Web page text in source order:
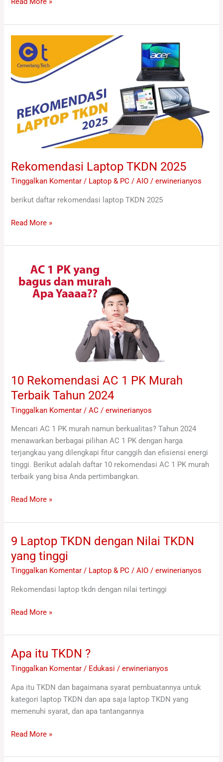
Rekomendasi Laptop TKDN 2025
Tinggalkan Komentar / Laptop & PC / AIO /erwinerianyos
berikut daftar rekomendasi laptop TKDN 2025
Rekomendasi
Laptop
TKDN
2025
Read More »
10 Rekomendasi AC 1 PK Murah
Terbaik Tahun 2024
Tinggalkan Komentar /AC /erwinerianyos
Mencari AC 1 PK murah namun berkualitas? Tahun 2024
menawarkan berbagai pilihan AC 1 PK dengan harga
terjangkau yang dilengkapi fitur canggih dan efisiensi energi
tinggi. Berikut adalah daftar 10 rekomendasi AC 1 PK murah
terbaik yang bisa Anda pertimbangkan.
Rekomendasi
AC
Read More »
9 Laptop TKDN dengan Nilai TKDN
yang tinggi
Tinggalkan Komentar / Laptop & PC / AIO /erwinerianyos
Rekomendasi laptop tkdn dengan nilai tertinggi
9
TKDN
dengan
Nilai
yang
Read More »
Apa itu TKDN ?
Tinggalkan Komentar / Edukasi /erwinerianyos
Apa itu TKDN dan bagaimana syarat pembuatannya untuk
kategori laptop TKDN dan apa saja laptop TKDN yang
memenuhi syarat, dan apa tantangannya
Apa
itu
?
Read More »